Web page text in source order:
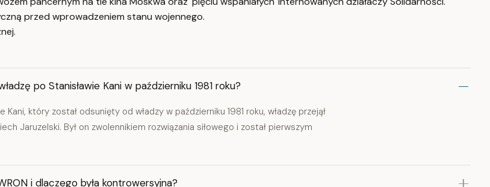
przed wprowadzeniem stanu wojennego.
po Stanisławie Kani w październiku 1981 roku?
Kani, który został odsunięty od władzy w październiku 1981 roku, władzę przejął
Jaruzelski. Był on zwolennikiem rozwiązania siłowego i został pierwszym
i dlaczego była kontrowersyjna?